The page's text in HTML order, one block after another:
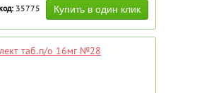
35775
таб.п/о 16мг №28